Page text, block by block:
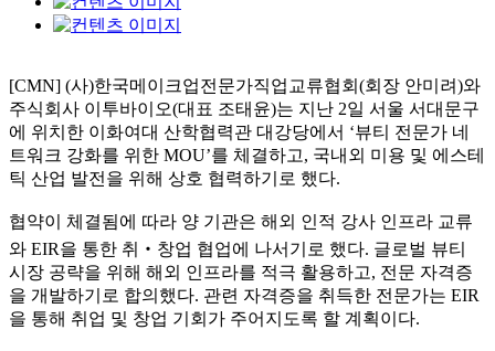
[CMN] (사)한국메이크업전문가직업교류협회(회장 안미려)와
주식회사 이투바이오(대표 조태윤)는 지난 2일 서울 서대문구
에 위치한 이화여대 산학협력관 대강당에서 ‘뷰티 전문가 네
트워크 강화를 위한 MOU’를 체결하고, 국내외 미용 및 에스테
틱 산업 발전을 위해 상호 협력하기로 했다.
협약이 체결됨에 따라 양 기관은 해외 인적 강사 인프라 교류
와 EIR을 통한 취‧창업 협업에 나서기로 했다. 글로벌 뷰티
시장 공략을 위해 해외 인프라를 적극 활용하고, 전문 자격증
을 개발하기로 합의했다. 관련 자격증을 취득한 전문가는 EIR
을 통해 취업 및 창업 기회가 주어지도록 할 계획이다.